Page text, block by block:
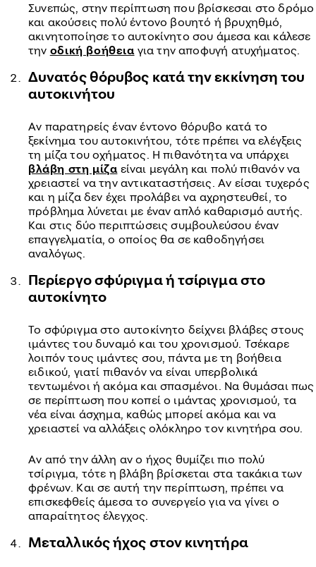
Συνεπώς, στην περίπτωση που βρίσκεσαι στο δρόμο
και ακούσεις πολύ έντονο βουητό ή βρυχηθμό,
ακινητοποίησε το αυτοκίνητο σου άμεσα και κάλεσε
την οδική βοήθειαγια την αποφυγή ατυχήματος.
Δυνατός θόρυβος κατά την εκκίνηση του
αυτοκινήτου
Αν παρατηρείς έναν έντονο θόρυβο κατά το
ξεκίνημα του αυτοκινήτου, τότε πρέπει να ελέγξεις
τη μίζα του οχήματος. Η πιθανότητα να υπάρχει
βλάβη στη μίζαείναι μεγάλη και πολύ πιθανόν να
χρειαστεί να την αντικαταστήσεις. Αν είσαι τυχερός
και η μίζα δεν έχει προλάβει να αχρηστευθεί, το
πρόβλημα λύνεται με έναν απλό καθαρισμό αυτής.
Και στις δύο περιπτώσεις συμβουλεύσου έναν
επαγγελματία, ο οποίος θα σε καθοδηγήσει
αναλόγως.
Περίεργο σφύριγμα ή τσίριγμα στο
αυτοκίνητο
Το σφύριγμα στο αυτοκίνητο δείχνει βλάβες στους
ιμάντες του δυναμό και του χρονισμού. Τσέκαρε
λοιπόν τους ιμάντες σου, πάντα με τη βοήθεια
ειδικού, γιατί πιθανόν να είναι υπερβολικά
τεντωμένοι ή ακόμα και σπασμένοι. Να θυμάσαι πως
σε περίπτωση που κοπεί ο ιμάντας χρονισμού, τα
νέα είναι άσχημα, καθώς μπορεί ακόμα και να
χρειαστεί να αλλάξεις ολόκληρο τον κινητήρα σου.
Αν από την άλλη αν ο ήχος θυμίζει πιο πολύ
τσίριγμα, τότε η βλάβη βρίσκεται στα τακάκια των
φρένων. Και σε αυτή την περίπτωση, πρέπει να
επισκεφθείς άμεσα το συνεργείο για να γίνει ο
απαραίτητος έλεγχος.
Μεταλλικός ήχος στον κινητήρα